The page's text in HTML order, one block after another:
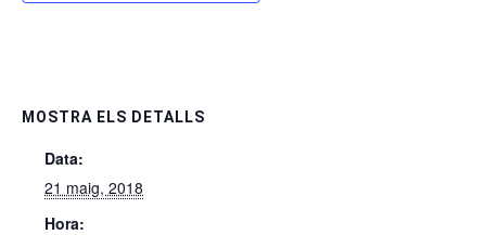
MOSTRA ELS DETALLS
Data:
21 maig, 2018
Hora: